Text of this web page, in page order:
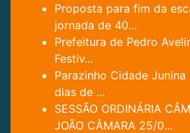
Proposta para fim da
jornada de 40...
Prefeitura de Pedro
Festiv...
Parazinho Cidade
dias de ...
SESSÃO ORDINÁRIA
JOÃO CÂMARA 25/0...